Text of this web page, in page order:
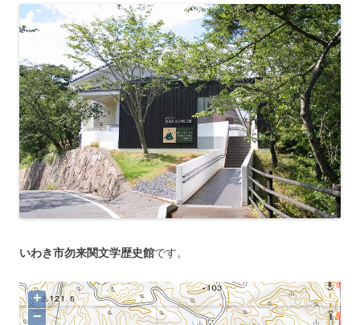
いわき市勿来関文学歴史館です。
+
−